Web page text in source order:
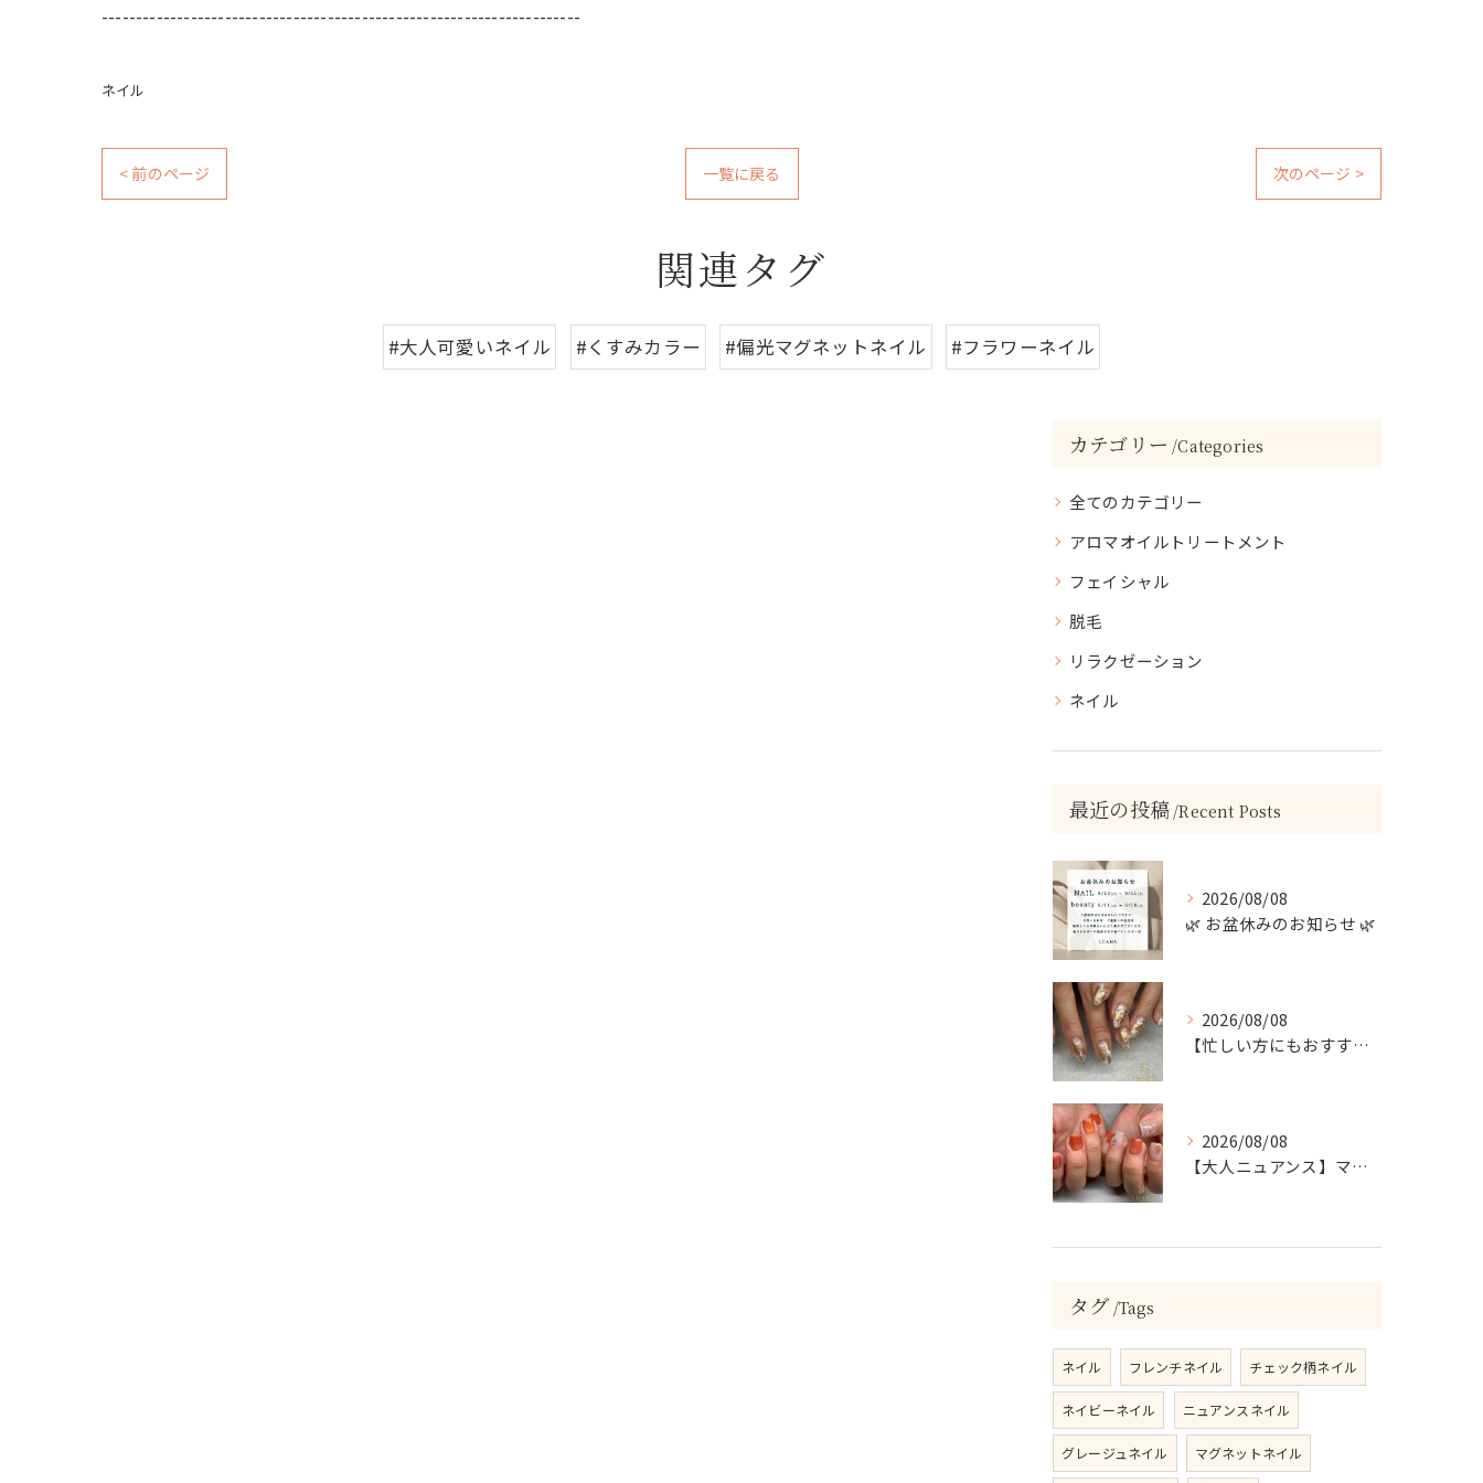
----------------------------------------------------------------------
ネイル
< 前のページ 一覧に戻る 次のページ >
関連タグ
#大人可愛いネイル #くすみカラー #偏光マグネットネイル #フラワーネイル
カテゴリー Categories
全てのカテゴリー
アロマオイルトリートメント
フェイシャル
脱毛
リラクゼーション
ネイル
最近の投稿 Recent Posts
2026/08/08
🌿 お盆休みのお知らせ 🌿
2026/08/08
【忙しい方にもおすすめ】ゴールド＆ホワイトの大人ニュアンスホイルネイル
2026/08/08
【大人ニュアンス】マグネット×ぷっくりミラーのニュアンスデザイン
タグ Tags
ネイル フレンチネイル チェック柄ネイル
ネイビーネイル ニュアンスネイル
グレージュネイル マグネットネイル